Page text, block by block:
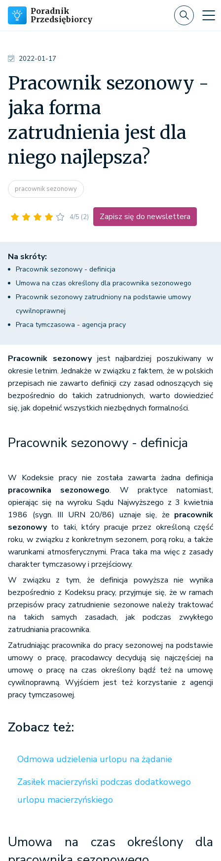
Poradnik
Przedsiębiorcy
2022-01-17
Pracownik sezonowy -
jaka forma
zatrudnienia jest dla
niego najlepsza?
pracownik sezonowy
4/5 (2) Zapisz się do newslettera
Na skróty:
Pracownik sezonowy - definicja
Umowa na czas określony dla pracownika sezonowego
Pracownik sezonowy zatrudniony na podstawie umowy
cywilnoprawnej
Praca tymczasowa - agencja pracy
Pracownik sezonowyjest najbardziej poszukiwany w
okresie letnim. Jednakże w związku z faktem, że w polskich
przepisach nie zawarto definicji czy zasad odnoszących się
bezpośrednio do takich zatrudnionych, warto dowiedzieć
się, jak dopełnić wszystkich niezbędnych formalności.
Pracownik sezonowy - definicja
W Kodeksie pracy nie została zawarta żadna definicja
pracownika sezonowego. W praktyce natomiast,
opierając się na wyroku Sądu Najwyższego z 3 kwietnia
1986 (sygn. III URN 20/86) uznaje się, że pracownik
sezonowyto taki, który pracuje przez określoną część
roku, w związku z konkretnym sezonem, porą roku, a także
warunkami atmosferycznymi. Praca taka ma więc z zasady
charakter tymczasowy i przejściowy.
W związku z tym, że definicja powyższa nie wynika
bezpośrednio z Kodeksu pracy, przyjmuje się, że w ramach
przepisów pracy zatrudnienie sezonowe należy traktować
na takich samych zasadach, jak podczas zwykłego
zatrudniania pracownika.
Zatrudniając pracownika do pracy sezonowej na podstawie
umowy o pracę, pracodawcy decydują się najczęściej na
umowę o pracę na czas określony bądź też na umowę
cywilnoprawną. Wyjściem jest też korzystanie z agencji
pracy tymczasowej.
Zobacz też:
Odmowa udzielenia urlopu na żądanie
Zasiłek macierzyński podczas dodatkowego
urlopu macierzyńskiego
Umowa na czas określony dla